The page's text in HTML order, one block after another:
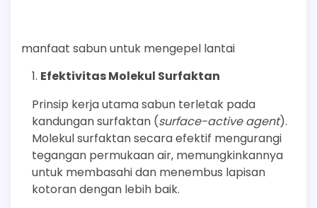
manfaat sabun untuk mengepel lantai
Efektivitas Molekul Surfaktan
Prinsip kerja utama sabun terletak pada
kandungan surfaktan (surface-active agent).
Molekul surfaktan secara efektif mengurangi
tegangan permukaan air, memungkinkannya
untuk membasahi dan menembus lapisan
kotoran dengan lebih baik.